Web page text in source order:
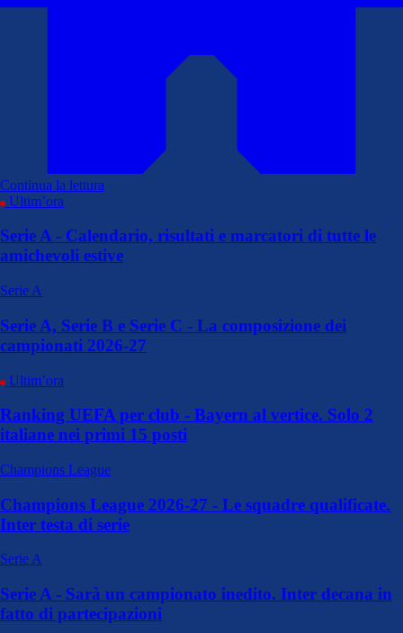
Continua la lettura
Ultim’ora
Serie A - Calendario, risultati e marcatori di tutte le
amichevoli estive
Serie A
Serie A, Serie B e Serie C - La composizione dei
campionati 2026-27
Ultim’ora
Ranking UEFA per club - Bayern al vertice. Solo 2
italiane nei primi 15 posti
Champions League
Champions League 2026-27 - Le squadre qualificate.
Inter testa di serie
Serie A
Serie A - Sarà un campionato inedito. Inter decana in
fatto di partecipazioni